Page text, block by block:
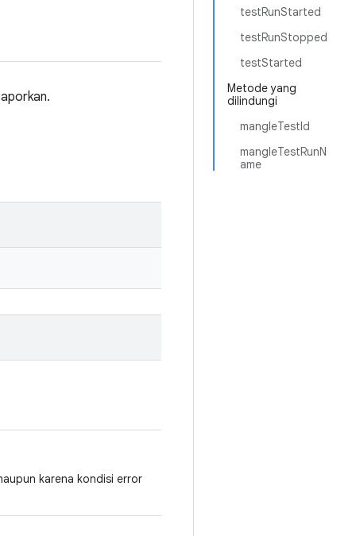
testRunStarted
testRunStopped
testStarted
Metode yang
dilindungi
mangleTestId
mangleTestRunN
ame
karena kondisi error